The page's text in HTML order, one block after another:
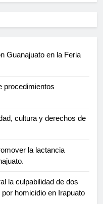
Guanajuato en la Feria
procedimientos
cultura y derechos de
la lactancia
la culpabilidad de dos
homicidio en Irapuato